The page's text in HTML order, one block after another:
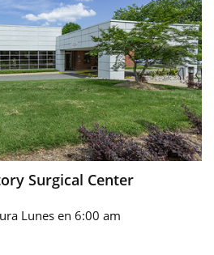
Surgical Center
Lunes en 6:00 am